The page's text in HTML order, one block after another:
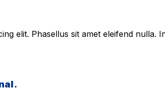
elit. Phasellus sit amet eleifend nulla.